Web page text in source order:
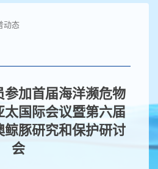
动态
参加首届海洋濒危物
国际会议暨第六届
鲸豚研究和保护研讨
会